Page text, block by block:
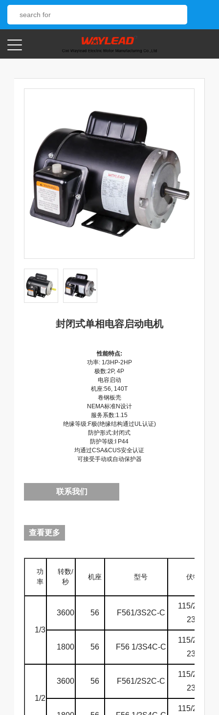
封闭式单相电容启动电机
性能特点:
功率: 1/3HP-2HP
极数:2P, 4P
电容启动
机座:56, 140T
卷钢板壳
NEMA标准N设计
服务系数:1.15
绝缘等级:F极(绝缘结构通过UL认证)
防护形式:封闭式
防护等级:I P44
均通过CSA&CUS安全认证
可接受手动或自动保护器
联系我们
查看更多
功
率
转数/
秒
机座 型号 伏特
1/3
3600 56 F561/3S2C-C
115/208-
230
1800 56 F56 1/3S4C-C
115/208-
230
1/2
3600 56 F561/2S2C-C
115/208-
230
115/208-